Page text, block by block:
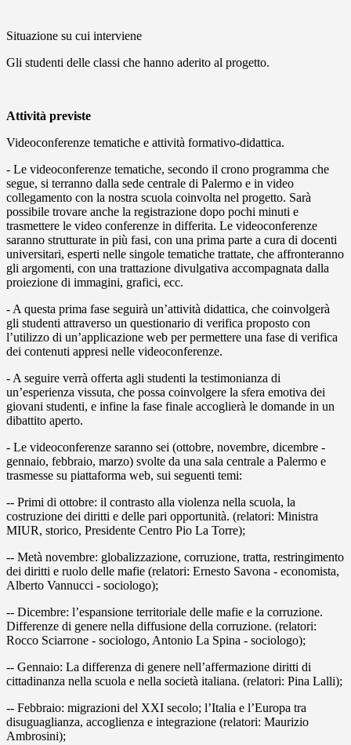
Situazione su cui interviene
Gli studenti delle classi che hanno aderito al progetto.
Attività previste
Videoconferenze tematiche e attività formativo-didattica.
- Le videoconferenze tematiche, secondo il crono programma che
segue, si terranno dalla sede centrale di Palermo e in video
collegamento con la nostra scuola coinvolta nel progetto. Sarà
possibile trovare anche la registrazione dopo pochi minuti e
trasmettere le video conferenze in differita. Le videoconferenze
saranno strutturate in più fasi, con una prima parte a cura di docenti
universitari, esperti nelle singole tematiche trattate, che affronteranno
gli argomenti, con una trattazione divulgativa accompagnata dalla
proiezione di immagini, grafici, ecc.
- A questa prima fase seguirà un’attività didattica, che coinvolgerà
gli studenti attraverso un questionario di verifica proposto con
l’utilizzo di un’applicazione web per permettere una fase di verifica
dei contenuti appresi nelle videoconferenze.
- A seguire verrà offerta agli studenti la testimonianza di
un’esperienza vissuta, che possa coinvolgere la sfera emotiva dei
giovani studenti, e infine la fase finale accoglierà le domande in un
dibattito aperto.
- Le videoconferenze saranno sei (ottobre, novembre, dicembre -
gennaio, febbraio, marzo) svolte da una sala centrale a Palermo e
trasmesse su piattaforma web, sui seguenti temi:
-- Primi di ottobre: il contrasto alla violenza nella scuola, la
costruzione dei diritti e delle pari opportunità. (relatori: Ministra
MIUR, storico, Presidente Centro Pio La Torre);
-- Metà novembre: globalizzazione, corruzione, tratta, restringimento
dei diritti e ruolo delle mafie (relatori: Ernesto Savona - economista,
Alberto Vannucci - sociologo);
-- Dicembre: l’espansione territoriale delle mafie e la corruzione.
Differenze di genere nella diffusione della corruzione. (relatori:
Rocco Sciarrone - sociologo, Antonio La Spina - sociologo);
-- Gennaio: La differenza di genere nell’affermazione diritti di
cittadinanza nella scuola e nella società italiana. (relatori: Pina Lalli);
-- Febbraio: migrazioni del XXI secolo; l’Italia e l’Europa tra
disuguaglianza, accoglienza e integrazione (relatori: Maurizio
Ambrosini);